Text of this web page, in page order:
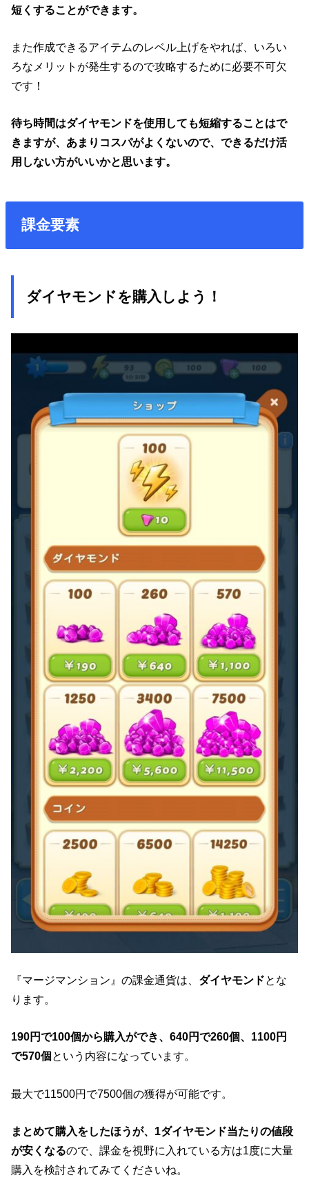
短くすることができます。
また作成できるアイテムのレベル上げをやれば、いろい
ろなメリットが発生するので攻略するために必要不可欠
です！
待ち時間はダイヤモンドを使用しても短縮することはで
きますが、あまりコスパがよくないので、できるだけ活
用しない方がいいかと思います。
課金要素
ダイヤモンドを購入しよう！
『マージマンション』の課金通貨は、 ダイヤモンドとな
ります。
190円で100個から購入ができ、640円で260個、1100円
で570個という内容になっています。
最大で11500円で7500個の獲得が可能です。
まとめて購入をしたほうが、1ダイヤモンド当たりの値段
が安くなるので、課金を視野に入れている方は1度に大量
購入を検討されてみてくださいね。